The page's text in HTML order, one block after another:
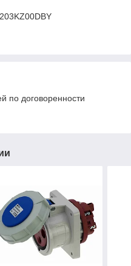
по договоренности